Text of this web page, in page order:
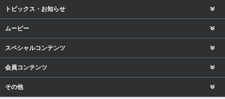
トピックス・お知らせ
ムービー
スペシャルコンテンツ
会員コンテンツ
その他